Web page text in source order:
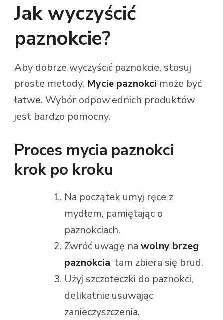
Jak wyczyścić
paznokcie?
Aby dobrze wyczyścić paznokcie, stosuj
proste metody. Mycie paznokci może być
łatwe. Wybór odpowiednich produktów
jest bardzo pomocny.
Proces mycia paznokci
krok po kroku
Na początek umyj ręce z
mydłem, pamiętając o
paznokciach.
Zwróć uwagę na wolny brzeg
paznokcia, tam zbiera się brud.
Użyj szczoteczki do paznokci,
delikatnie usuwając
zanieczyszczenia.